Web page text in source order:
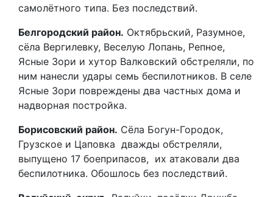
самолётного типа. Без последствий.
Белгородский район. Октябрьский, Разумное,
сёла Вергилевку, Веселую Лопань, Репное,
Ясные Зори и хутор Валковский обстреляли, по
ним нанесли удары семь беспилотников. В селе
Ясные Зори повреждены два частных дома и
надворная постройка.
Борисовский район. Сёла Богун-Городок,
Грузское и Цаповка дважды обстреляли,
выпущено 17 боеприпасов, их атаковали два
беспилотника. Обошлось без последствий.